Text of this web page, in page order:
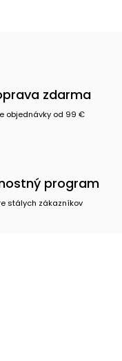
zdarma
objednávky od 99 €
program
stálych zákazníkov